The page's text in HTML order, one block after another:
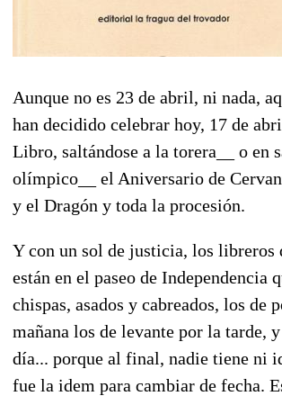
Aunque no es 23 de abril, ni nada,
han decidido celebrar hoy, 17 de
Libro, saltándose a la torera__ o en
olímpico__ el Aniversario de
y el Dragón y toda la procesión.
Y con un sol de justicia, los libreros
están en el paseo de Independencia
chispas, asados y cabreados, los de
mañana los de levante por la tarde,
día... porque al final, nadie tiene ni
fue la idem para cambiar de fecha.